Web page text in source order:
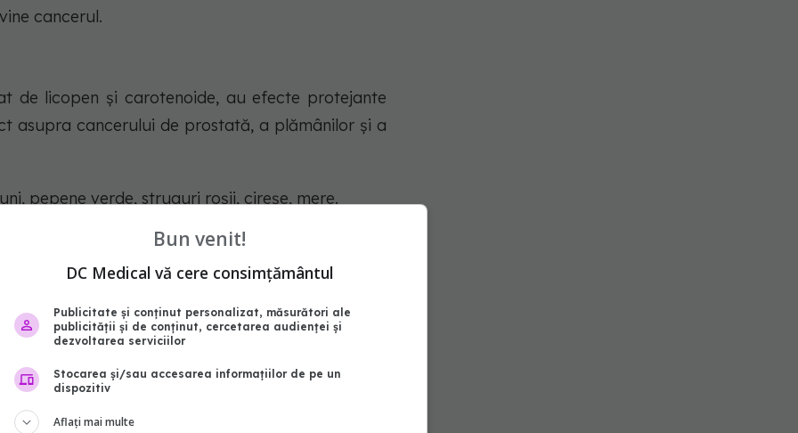
cancerul.
de licopen și carotenoide, au efecte protejante
asupra cancerului de prostată, a plămânilor și a
pepene verde, struguri roșii, cireșe, mere.
are o comunicare intracelulară și este, de
în cazul bolilor de inimă.
în blocarea cancerului, prin conținutul de
ajută la inhibarea acțiunii mutării proprietăților
puternici numiți antocianină care au efect
Bun venit!
DC Medical vă cere consimțământul
Publicitate și conținut personalizat, măsurători ale
publicității și de conținut, cercetarea audienței și
dezvoltarea serviciilor
Stocarea și/sau accesarea informațiilor de pe un
dispozitiv
Aflați mai multe